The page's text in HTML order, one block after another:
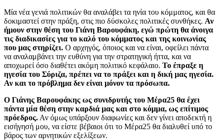
Μία νέα γενιά πολιτικών θα αναλάβει τα ηνία του κόμματος, και θα
δοκιμαστεί στην πράξη, στις πιο δύσκολες πολιτικές συνθήκες. Αν
ήμουν στην θέση του Γιάνη Βαρουφάκη, εγώ πρώτη θα άνοιγα
τις διαδικασίες για το καλό του κόμματος και της κοινωνίας
που μας στηρίζει. Ο αρχηγός, όποιος και να είναι, οφείλει πάντα
να αναλαμβάνει την ευθύνη για την στρατηγική ήττα, και να
αποχωρεί όσο διαθέτει ακόμη πολιτικό κεφάλαιο. Το έπραξε η
ηγεσία του Σύριζα, πρέπει να το πράξει και η δική μας ηγεσία.
Αν και το πρόβλημα δεν είναι μόνον τα πρόσωπα.
Ο Γιάνης Βαρουφάκης ως συνιδρυτής του Μέρα25 θα έχει
πάντα μία θέση στην καρδιά μας και στο κόμμα, ως επίτιμος
πρόεδρος. Αν όμως υπάρξουν διαφωνίες και δεν γίνει αποδεκτή η
εισήγησή μου, να είστε βέβαιοι ότι το Μέρα25 θα διαλυθεί υπό το
βάρος των αρνητικών εξελίξεων.